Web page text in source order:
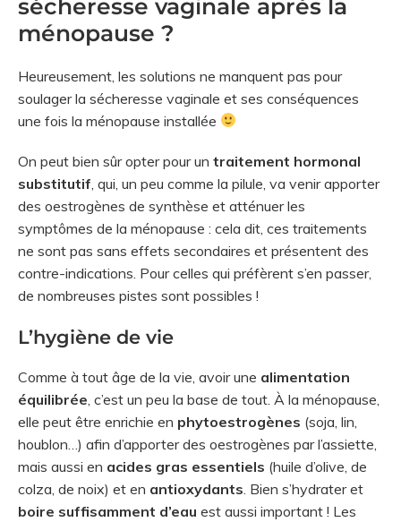
sécheresse vaginale après la
ménopause ?
Heureusement, les solutions ne manquent pas pour
soulager la sécheresse vaginale et ses conséquences
une fois la ménopause installée
On peut bien sûr opter pour un traitement hormonal
substitutif, qui, un peu comme la pilule, va venir apporter
des oestrogènes de synthèse et atténuer les
symptômes de la ménopause : cela dit, ces traitements
ne sont pas sans effets secondaires et présentent des
contre-indications. Pour celles qui préfèrent s’en passer,
de nombreuses pistes sont possibles !
L’hygiène de vie
Comme à tout âge de la vie, avoir une alimentation
équilibrée, c’est un peu la base de tout. À la ménopause,
elle peut être enrichie en phytoestrogènes (soja, lin,
houblon…) afin d’apporter des oestrogènes par l’assiette,
mais aussi en acides gras essentiels (huile d’olive, de
colza, de noix) et en antioxydants. Bien s’hydrater et
boire suffisamment d’eau est aussi important ! Les